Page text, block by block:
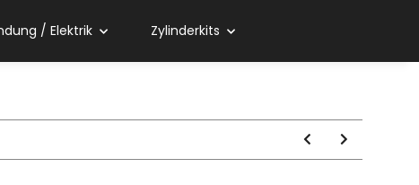
/ Elektrik Zylinderkits